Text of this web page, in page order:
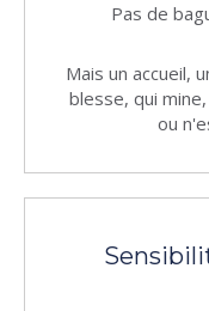
Pas de
Mais un accueil,
blesse, qui
ou